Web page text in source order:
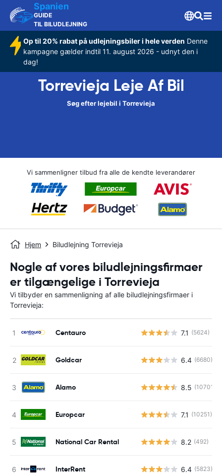
Spanien
GUIDE
TIL BILUDLEJNING
Op til 20% rabat på udlejningsbiler i hele verden Denne
kampagne gælder indtil 11. august 2026 - udnyt den i
dag!
Torrevieja Leje Af Bil
Søg efter lejebil i Torrevieja
Vi sammenligner tilbud fra alle de kendte leverandører
Hjem Biludlejning Torrevieja
Nogle af vores biludlejningsfirmaer
er tilgængelige i Torrevieja
Vi tilbyder en sammenligning af alle biludlejningsfirmaer i
Torrevieja:
Centauro 7.1 (5624)
Goldcar 6.4 (6680)
Alamo 8.5 (10701)
Europcar 7.1 (10251)
National Car Rental 8.2 (492)
InterRent 6.4 (5823)